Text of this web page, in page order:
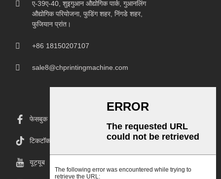
ए-39ए-40, शुइगुआन औद्योगिक पार्क, गुआनलिंग
औद्योगिक परियोजना, फुडिंग शहर, निंगडे शहर,
फुजियान प्रांत।
+86 18150207107
sale8@chprintingmachine.com
फेसबुक
टिकटॉक
यूट्यूब